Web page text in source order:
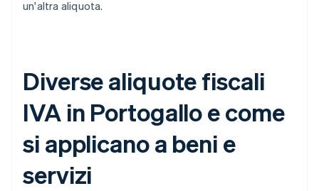
un'altra aliquota.
Diverse aliquote fiscali
IVA in Portogallo e come
si applicano a beni e
servizi